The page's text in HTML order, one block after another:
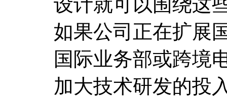
设计就可以围绕这
如果公司正在扩展
国际业务部或跨境
加大技术研发的投